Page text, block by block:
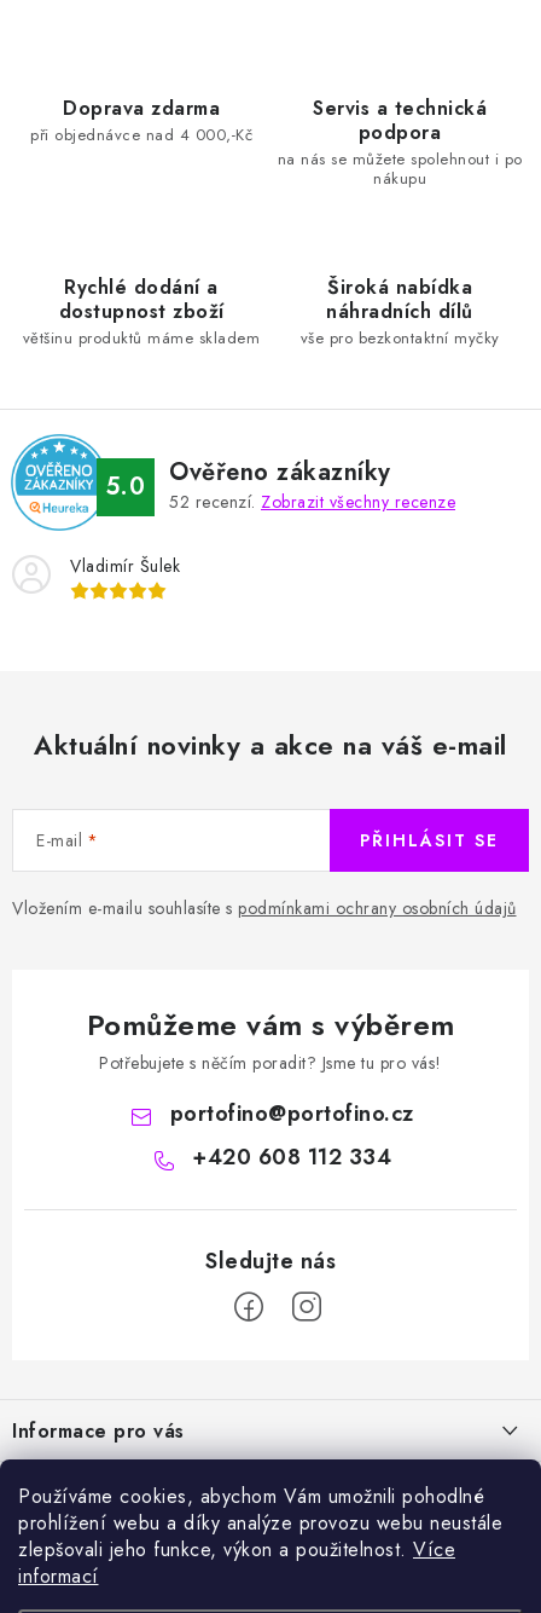
Používáme cookies, abychom Vám umožnili pohodlné
prohlížení webu a díky analýze provozu webu neustále
zlepšovali jeho funkce, výkon a použitelnost. Více
informací
k
p
i
s
u
Doprava zdarma
při objednávce nad 4 000,-Kč
Servis a technická
podpora
na nás se můžete spolehnout i po
nákupu
Rychlé dodání a
dostupnost zboží
většinu produktů máme skladem
Široká nabídka
náhradních dílů
vše pro bezkontaktní myčky
5.0 Ověřeno zákazníky
52 recenzí. Zobrazit všechny recenze
Vladimír Šulek
Aktuální novinky a akce na váš e-mail
E-mail
Vložením e-mailu souhlasíte s podmínkami ochrany osobních údajů
PŘIHLÁSIT SE
Pomůžeme vám s výběrem
Potřebujete s něčím poradit? Jsme tu pro vás!
portofino@portofino.cz
+420 608 112 334
p
a
Informace pro vás
Jak nakupovat
O nás
Sortiment
Chemie a péče o vozidla
Příslušenství a ND k automyčkám
Nejprodávanější